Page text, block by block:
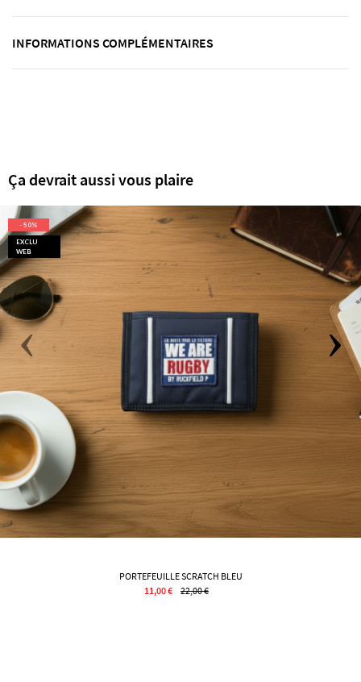
INFORMATIONS COMPLÉMENTAIRES
Ça devrait aussi vous plaire
EXCLU
WEB
PORTEFEUILLE SCRATCH BLEU
- 50%
11,00 € 22,00 €